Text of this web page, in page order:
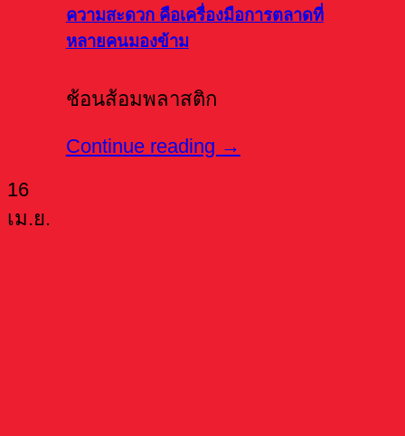
ความสะดวก คือเครื่องมือการตลาดที่
หลายคนมองข้าม
ช้อนส้อมพลาสติก
Continue reading →
16
เม.ย.